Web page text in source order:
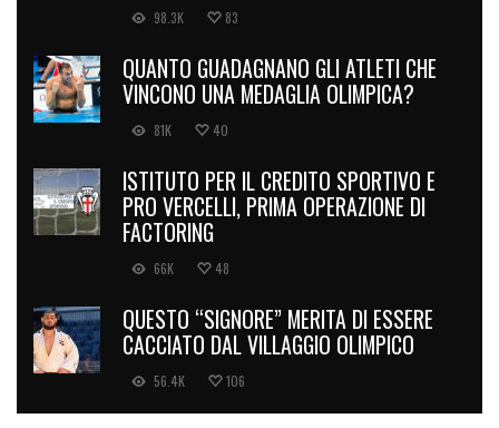
98.3K 83
QUANTO GUADAGNANO GLI ATLETI CHE
VINCONO UNA MEDAGLIA OLIMPICA?
81K 40
ISTITUTO PER IL CREDITO SPORTIVO E
PRO VERCELLI, PRIMA OPERAZIONE DI
FACTORING
66K 48
QUESTO “SIGNORE” MERITA DI ESSERE
CACCIATO DAL VILLAGGIO OLIMPICO
56.4K 106